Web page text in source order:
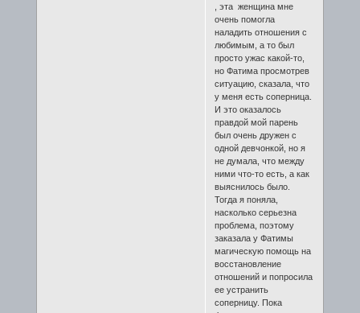
, эта женщина мне
очень помогла
наладить отношения с
любимым, а то был
просто ужас какой-то,
но Фатима просмотрев
ситуацию, сказала, что
у меня есть соперница.
И это оказалось
правдой мой парень
был очень дружен с
одной девчонкой, но я
не думала, что между
ними что-то есть, а как
выяснилось было.
Тогда я поняла,
насколько серьезна
проблема, поэтому
заказала у Фатимы
магическую помощь на
восстановление
отношений и попросила
ее устранить
соперницу. Пока